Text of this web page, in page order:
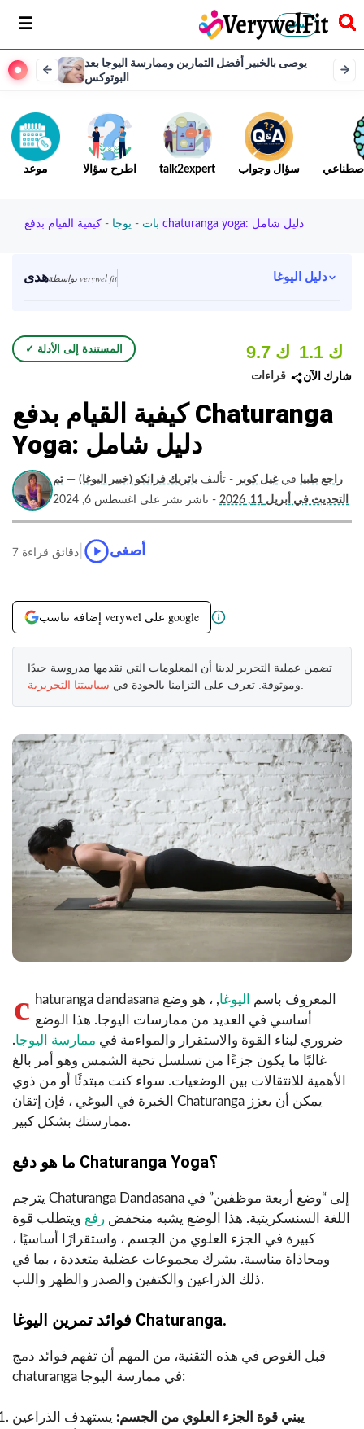
سخر
يوصى بالخبير أفضل التمارين وممارسة اليوجا بعد
البوتوكس
موعد اطرح سؤالا talk2expert سؤال وجواب
بات - يوجا - كيفية القيام بدفع chaturanga yoga: دليل شامل
هدى بواسطة verywel fit دليل اليوغا
✓ المستندة إلى الأدلة 9.7 ك
قراءات
1.1 ك
شارك الآن
كيفية القيام بدفع Chaturanga
Yoga: دليل شامل
راجع طبيا في غيل كوبر - تأليف باتريك فرانكو (خبير اليوغا) — تم
التحديث في أبريل 11, 2026
- ناشر نشر على اغسطس 6, 2024
7 دقائق قراءة أصغى
إضافة تناسب verywel على google
تضمن عملية التحرير لدينا أن المعلومات التي نقدمها مدروسة جيدًا
وموثوقة. تعرف على التزامنا بالجودة في سياستنا التحريرية
c haturanga dandasana المعروف باسم اليوغا, ، هو وضع
أساسي في العديد من ممارسات اليوجا. هذا الوضع
ضروري لبناء القوة والاستقرار والمواءمة في ممارسة اليوجا.
غالبًا ما يكون جزءًا من تسلسل تحية الشمس وهو أمر بالغ
الأهمية للانتقالات بين الوضعيات. سواء كنت مبتدئًا أو من ذوي
الخبرة في اليوغي ، فإن إتقان Chaturanga يمكن أن يعزز
ممارستك بشكل كبير.
ما هو دفع Chaturanga Yoga؟
يترجم Chaturanga Dandasana إلى “وضع أربعة موظفين” في
اللغة السنسكريتية. هذا الوضع يشبه منخفض رفع ويتطلب قوة
كبيرة في الجزء العلوي من الجسم ، واستقرارًا أساسيًا ،
ومحاذاة مناسبة. يشرك مجموعات عضلية متعددة ، بما في
ذلك الذراعين والكتفين والصدر والظهر واللب.
فوائد تمرين اليوغا Chaturanga.
قبل الغوص في هذه التقنية، من المهم أن تفهم فوائد دمج
chaturanga في ممارسة اليوجا:
يبني قوة الجزء العلوي من الجسم: يستهدف الذراعين